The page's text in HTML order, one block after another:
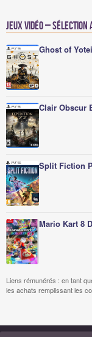
Jeux vidéo – Sélection
Ghost of
Clair Obscur
Split Fiction
Mario Kart 8
Liens rémunérés : en tant
les achats remplissant les